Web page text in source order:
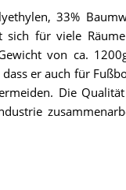
33%
sich für viele
von ca.
er auch für
Die